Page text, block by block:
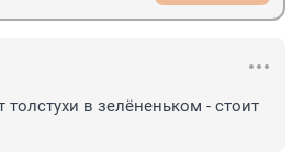
толстухи в зелёненьком - стоит